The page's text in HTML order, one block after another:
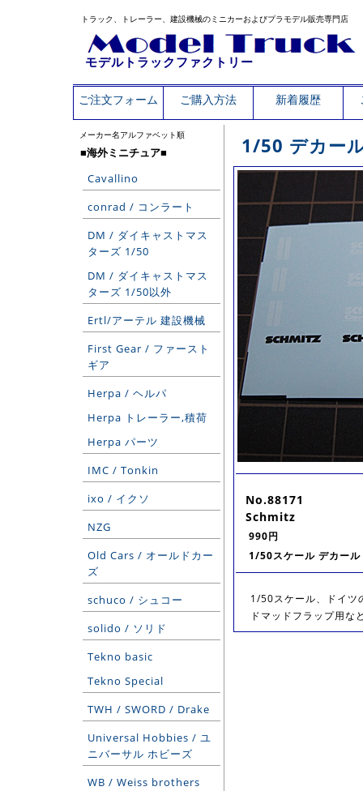
トラック、トレーラー、建設機械のミニカーおよびプラモデル販売専門店
モデルトラックファクトリー
ご注文フォーム ご購入方法 新着履歴
メーカー名アルファベット順
■海外ミニチュア■
Cavallino
conrad / コンラート
DM / ダイキャストマス
ターズ 1/50
DM / ダイキャストマス
ターズ 1/50以外
Ertl/アーテル 建設機械
First Gear / ファースト
ギア
Herpa / ヘルパ
Herpa トレーラー,積荷
Herpa パーツ
IMC / Tonkin
ixo / イクソ
NZG
Old Cars / オールドカー
ズ
schuco / シュコー
solido / ソリド
Tekno basic
Tekno Special
TWH / SWORD / Drake
Universal Hobbies / ユ
ニバーサル ホビーズ
WB / Weiss brothers
1/50 デカー
No.88171
Schmitz
990円
1/50スケール デカール
1/50スケール、ドイツ
ドマッドフラップ用な